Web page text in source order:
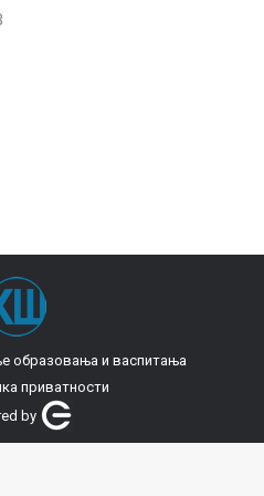
образовања и васпитања
приватности
by